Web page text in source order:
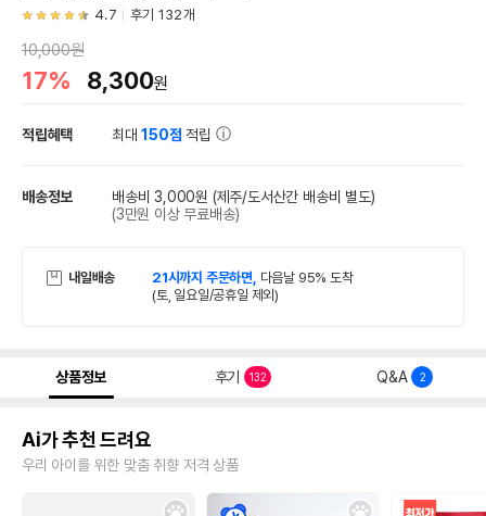
4.7 후기 132개
10,000원
17% 8,300원
적립혜택 최대150점 적립
배송정보 배송비 3,000원 (제주/도서산간 배송비 별도)
(3만원 이상 무료배송)
내일배송 21시까지 주문하면, 다음날 95% 도착
(토, 일요일/공휴일 제외)
상품정보 후기 132 Q&A 2
Ai가 추천 드려요
우리 아이를 위한 맞춤 취향 저격 상품